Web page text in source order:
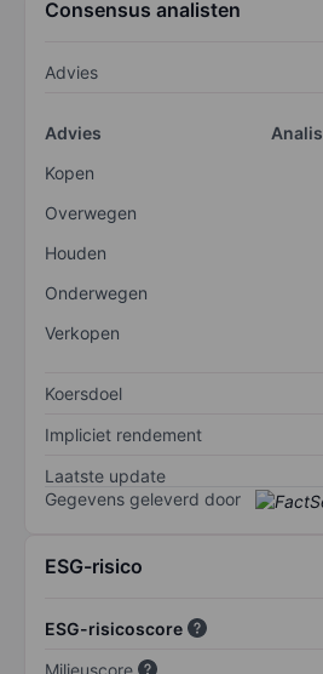
Consensus analisten
Advies
Advies
Kopen
Overwegen
Houden
Onderwegen
Verkopen
Koersdoel
Impliciet rendement
Laatste update
Gegevens geleverd door
ESG-risico
ESG-risicoscore
Milieuscore